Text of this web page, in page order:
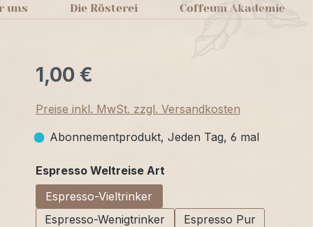
uns Die Rösterei Coffeum Akademie
1,00 €
Preise inkl. MwSt. zzgl. Versandkosten
Abonnementprodukt, Jeden Tag, 6 mal
Espresso Weltreise Artauswählen
Espresso-Vieltrinker
Espresso-Wenigtrinker
Espresso Pur